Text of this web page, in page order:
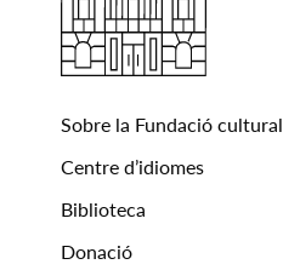
Sobre la Fundació cultural
Centre d’idiomes
Biblioteca
Donació